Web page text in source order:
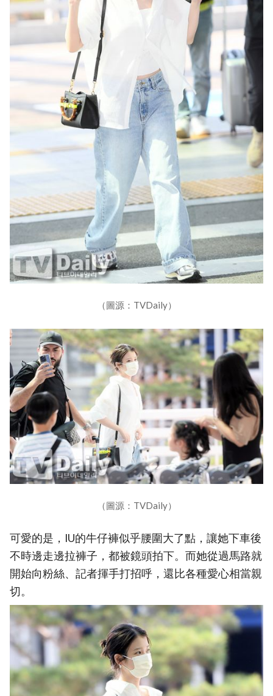
（圖源：TVDaily）
（圖源：TVDaily）
可愛的是，IU的牛仔褲似乎腰圍大了點，讓她下車後
不時邊走邊拉褲子，都被鏡頭拍下。而她從過馬路就
開始向粉絲、記者揮手打招呼，還比各種愛心相當親
切。